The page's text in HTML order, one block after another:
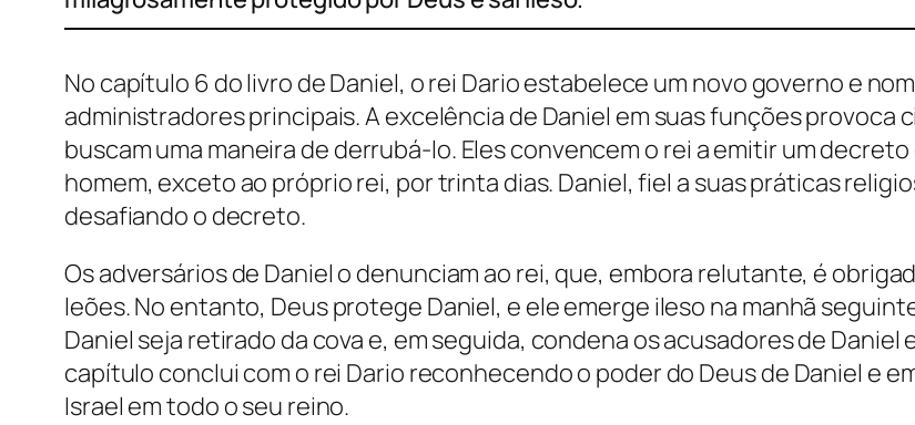
No capítulo 6 do livro de Daniel, o rei Dario estabelece um novo governo e
administradores principais. A excelência de Daniel em suas funções
buscam uma maneira de derrubá-lo. Eles convencem o rei a emitir um
homem, exceto ao próprio rei, por trinta dias. Daniel, fiel a suas práticas
desafiando o decreto.
Os adversários de Daniel o denunciam ao rei, que, embora relutante, é
leões. No entanto, Deus protege Daniel, e ele emerge ileso na manhã
Daniel seja retirado da cova e, em seguida, condena os acusadores de Daniel
capítulo conclui com o rei Dario reconhecendo o poder do Deus de Daniel e
Israel em todo o seu reino.